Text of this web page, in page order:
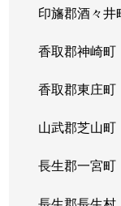
印旛郡酒々井
香取郡神崎町
香取郡東庄町
山武郡芝山町
長生郡一宮町